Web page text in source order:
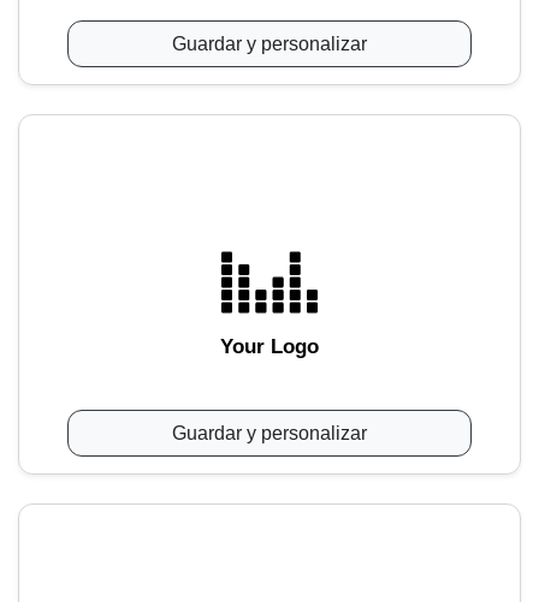
Guardar y personalizar
Your Logo
Guardar y personalizar